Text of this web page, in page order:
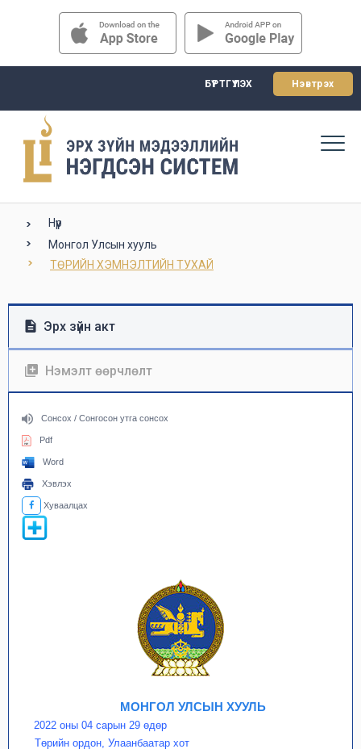
БҮРТГҮҮЛЭХ Нэвтрэх
Нүүр
Монгол Улсын хууль
ТӨРИЙН ХЭМНЭЛТИЙН ТУХАЙ
Эрх зүйн акт
Нэмэлт өөрчлөлт
Сонсох / Сонгосон утга сонсох
Pdf
Word
Хэвлэх
Хуваалцах
МОНГОЛ УЛСЫН ХУУЛЬ
2022 оны 04 сарын 29 өдөр
Төрийн ордон, Улаанбаатар хот